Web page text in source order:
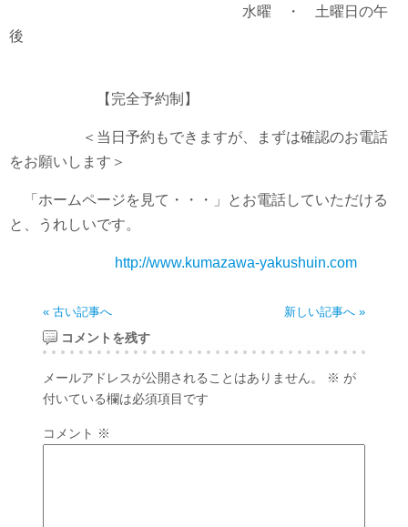
水曜 ・ 土曜日の午
後
【完全予約制】
＜当日予約もできますが、まずは確認のお電話
をお願いします＞
「ホームページを見て・・・」とお電話していただける
と、うれしいです。
http://www.kumazawa-yakushuin.com
« 古い記事へ 新しい記事へ »
コメントを残す
メールアドレスが公開されることはありません。 ※ が
付いている欄は必須項目です
コメント ※